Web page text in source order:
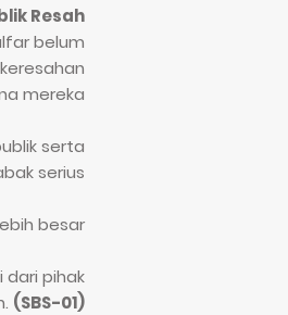
Resah
belum
mereka.
serta
serius.
besar?
dari pihak
(SBS-01)